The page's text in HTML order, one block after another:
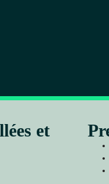
et